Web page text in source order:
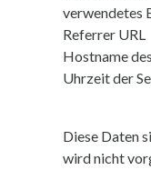
verwendetes
Referrer URL
Hostname
Uhrzeit der
Diese Daten
wird nicht